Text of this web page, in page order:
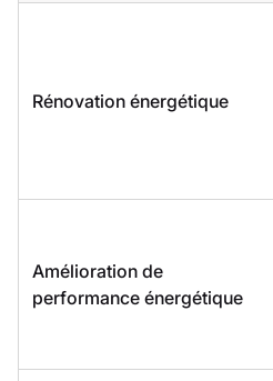
Rénovation énergétique
Amélioration de
performance énergétique